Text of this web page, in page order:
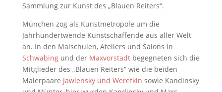
Sammlung zur Kunst des „Blauen Reiters“.
München zog als Kunstmetropole um die
Jahrhundertwende Kunstschaffende aus aller Welt
an. In den Malschulen, Ateliers und Salons in
Schwabingund der Maxvorstadtbegegneten sich die
Mitglieder des „Blauen Reiters“ wie die beiden
Malerpaare Jawlensky und Werefkin sowie Kandinsky